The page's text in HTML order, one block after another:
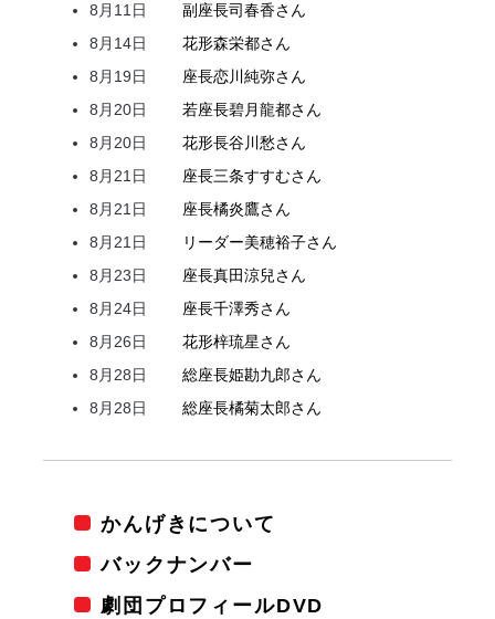
8月11日
副座長司春香さん
8月14日
花形森栄都さん
8月19日
座長恋川純弥さん
8月20日
若座長碧月龍都さん
8月20日
花形長谷川愁さん
8月21日
座長三条すすむさん
8月21日
座長橘炎鷹さん
8月21日
リーダー美穂裕子さん
8月23日
座長真田涼兒さん
8月24日
座長千澤秀さん
8月26日
花形梓琉星さん
8月28日
総座長姫勘九郎さん
8月28日
総座長橘菊太郎さん
かんげきについて
バックナンバー
劇団プロフィールDVD